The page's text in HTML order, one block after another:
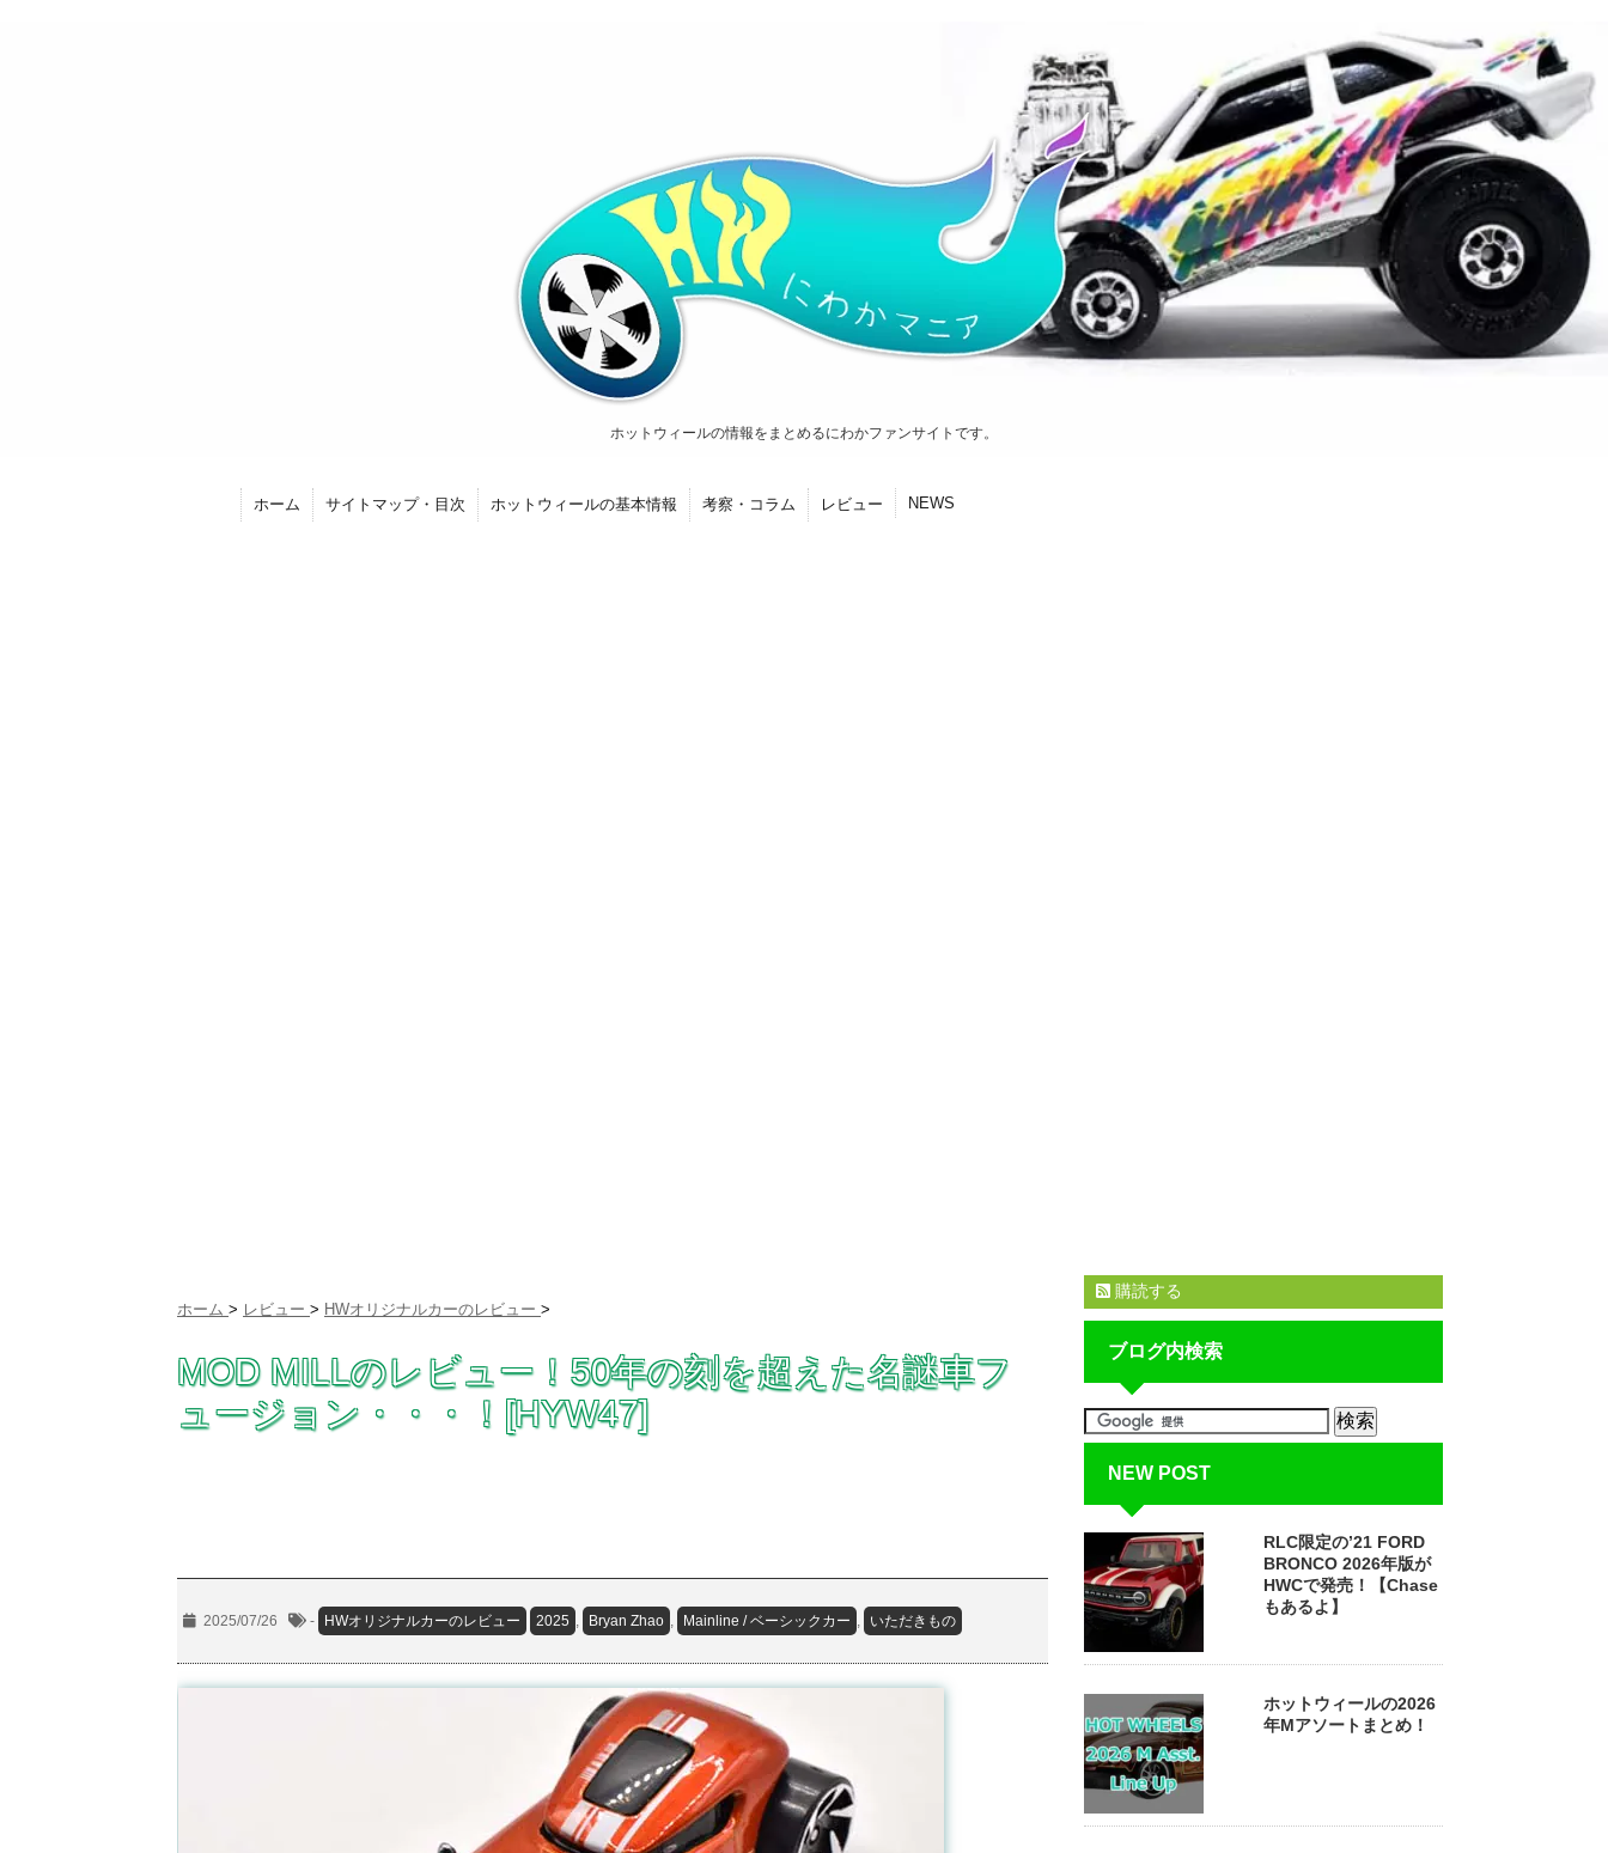
ホットウィールの情報をまとめるにわかファンサイトです。
ホーム サイトマップ・目次 ホットウィールの基本情報 考察・コラム レビュー NEWS
ホーム > レビュー > HWオリジナルカーのレビュー >
MOD MILLのレビュー！50年の刻を超えた名謎車フ
ュージョン・・・！[HYW47]
2025/07/26 - HWオリジナルカーのレビュー 2025 , Bryan Zhao , Mainline / ベーシックカー , いただきもの
購読する
ブログ内検索
NEW POST
RLC限定の’21 FORD
BRONCO 2026年版が
HWCで発売！【Chase
もあるよ】
ホットウィールの2026
年Mアソートまとめ！